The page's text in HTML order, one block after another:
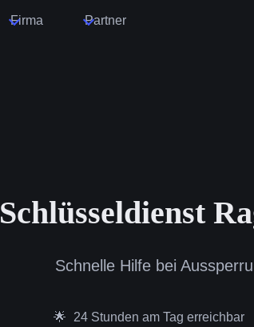
Firma Partner
Schlüsseldienst
Schnelle Hilfe bei
24 Stunden am Tag erreichbar